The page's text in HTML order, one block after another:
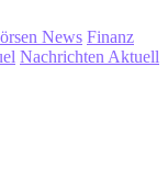
News Finanz
Nachrichten Aktuell